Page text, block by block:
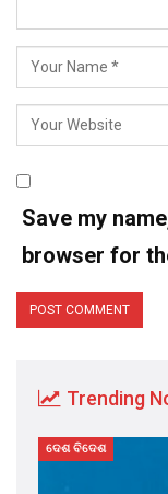
Save my
browser for
Trending
ଦେଶ ବିଦେଶ